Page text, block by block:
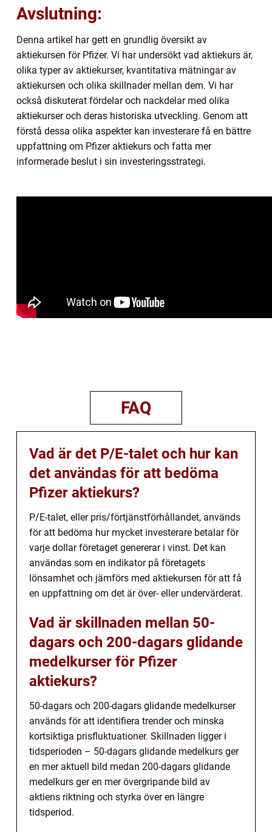
Avslutning:
Denna artikel har gett en grundlig översikt av
aktiekursen för Pfizer. Vi har undersökt vad aktiekurs är,
olika typer av aktiekurser, kvantitativa mätningar av
aktiekursen och olika skillnader mellan dem. Vi har
också diskuterat fördelar och nackdelar med olika
aktiekurser och deras historiska utveckling. Genom att
förstå dessa olika aspekter kan investerare få en bättre
uppfattning om Pfizer aktiekurs och fatta mer
informerade beslut i sin investeringsstrategi.
FAQ
Vad är det P/E-talet och hur kan
det användas för att bedöma
Pfizer aktiekurs?
P/E-talet, eller pris/förtjänstförhållandet, används
för att bedöma hur mycket investerare betalar för
varje dollar företaget genererar i vinst. Det kan
användas som en indikator på företagets
lönsamhet och jämförs med aktiekursen för att få
en uppfattning om det är över- eller undervärderat.
Vad är skillnaden mellan 50-
dagars och 200-dagars glidande
medelkurser för Pfizer
aktiekurs?
50-dagars och 200-dagars glidande medelkurser
används för att identifiera trender och minska
kortsiktiga prisfluktuationer. Skillnaden ligger i
tidsperioden – 50-dagars glidande medelkurs ger
en mer aktuell bild medan 200-dagars glidande
medelkurs ger en mer övergripande bild av
aktiens riktning och styrka över en längre
tidsperiod.